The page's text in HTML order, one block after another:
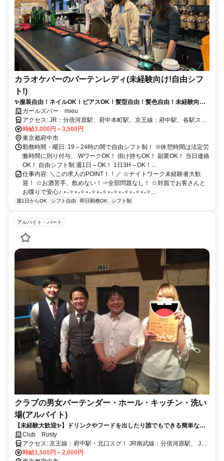
カラオケバーのバーテンレディ(未経験向け!自由シフ
ト!)
✨服装自由！ネイルOK！ピアスOK！髪型自由！髪色自由！未経験向け
の気軽なカウンターレディ♪
ガールズバー mieu
アクセス: JR：分倍河原駅、府中本町駅、京王線：府中駅、各駅ス
グ！
時給3,000円～3,500円
東京都府中市
勤務時間・曜日: 19～24時の間で自由シフト制！ ※休憩時間は法定労
働時間に則り付与。 WワークOK！ 掛け持ちOK！ 副業OK！ 当日連絡
OK！ 自由シフト制 週1日～OK！ 1日3H～OK！...
仕事内容: ＼この求人のPOINT！！／ ☆ナイトワーク未経験者大歓
迎！ ☆お酒苦手、飲めない！⇒全部問題なし！ ☆対面でお客さんと
お喋りで安心♪ ⋆˖✧⋆˖✧⋆˖✧⋆˖✧⋆˖✧⋆˖✧⋆˖✧⋆˖✧...
週1日からOK シフト自由 即日勤務OK シフト制
アルバイト・パート
クラブの男女バーテンダー・ホール・キッチン・洗い
場(アルバイト)
【未経験大歓迎✨】ドリンクやフードを出したり誰でもできる簡単な
STAFF♪
Club Rusty
アクセス: 京王線：府中駅・北口スグ！ JR南武線：分倍河原駅、 JR
武蔵野線：府中本町駅、 上記からも歩いてスグ！ 中央線、小田急
時給1,500円～2,000円